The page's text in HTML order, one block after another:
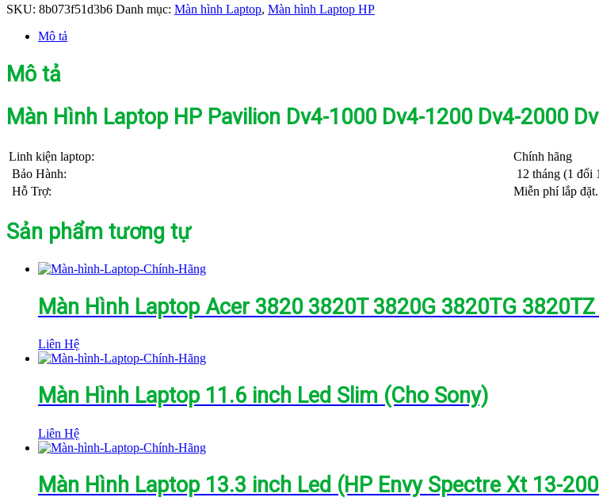
SKU: 8b073f51d3b6 Danh mục: Màn hình Laptop, Màn hình Laptop HP
Mô tả
Mô tả
Màn Hình Laptop HP Pavilion Dv4-1000 Dv4-1200 Dv4-2000
Linh kiện laptop:
Chính hãng
Bảo Hành:
12 tháng (1 đổi
Hỗ Trợ:
Miễn phí lắp đặt.
Sản phẩm tương tự
Màn Hình Laptop Acer 3820 3820T 3820G 3820TG
Liên Hệ
Màn Hình Laptop 11.6 inch Led Slim (Cho Sony)
Liên Hệ
Màn Hình Laptop 13.3 inch Led (HP Envy Spectre Xt 13-